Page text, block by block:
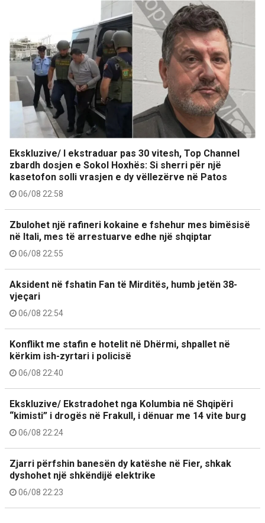
Ekskluzive/ I ekstraduar pas 30 vitesh, Top Channel
zbardh dosjen e Sokol Hoxhës: Si sherri për një
kasetofon solli vrasjen e dy vëllezërve në Patos
06/08 22:58
Zbulohet një rafineri kokaine e fshehur mes bimësisë
në Itali, mes të arrestuarve edhe një shqiptar
06/08 22:55
Aksident në fshatin Fan të Mirditës, humb jetën 38-
vjeçari
06/08 22:54
Konflikt me stafin e hotelit në Dhërmi, shpallet në
kërkim ish-zyrtari i policisë
06/08 22:40
Ekskluzive/ Ekstradohet nga Kolumbia në Shqipëri
“kimisti” i drogës në Frakull, i dënuar me 14 vite burg
06/08 22:24
Zjarri përfshin banesën dy katëshe në Fier, shkak
dyshohet një shkëndijë elektrike
06/08 22:23